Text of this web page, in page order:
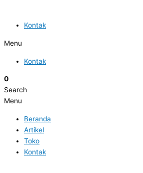
Kontak
Menu
Kontak
0
Search
Menu
Beranda
Artikel
Toko
Kontak